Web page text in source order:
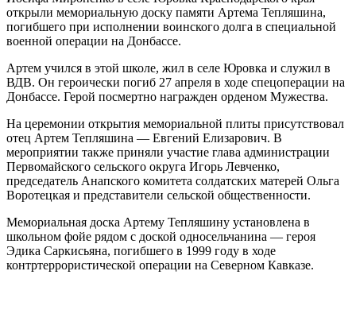
открыли мемориальную доску памяти Артема Тепляшина,
погибшего при исполнении воинского долга в специальной
военной операции на Донбассе.
Артем учился в этой школе, жил в селе Юровка и служил в
ВДВ. Он героически погиб 27 апреля в ходе спецоперации на
Донбассе. Герой посмертно награжден орденом Мужества.
На церемонии открытия мемориальной плиты присутствовал
отец Артем Тепляшина — Евгений Елизарович. В
мероприятии также приняли участие глава администрации
Первомайского сельского округа Игорь Левченко,
председатель Анапского комитета солдатских матерей Ольга
Воротецкая и представители сельской общественности.
Мемориальная доска Артему Тепляшину установлена в
школьном фойе рядом с доской односельчанина — героя
Эдика Саркисьяна, погибшего в 1999 году в ходе
контртеррористической операции на Северном Кавказе.